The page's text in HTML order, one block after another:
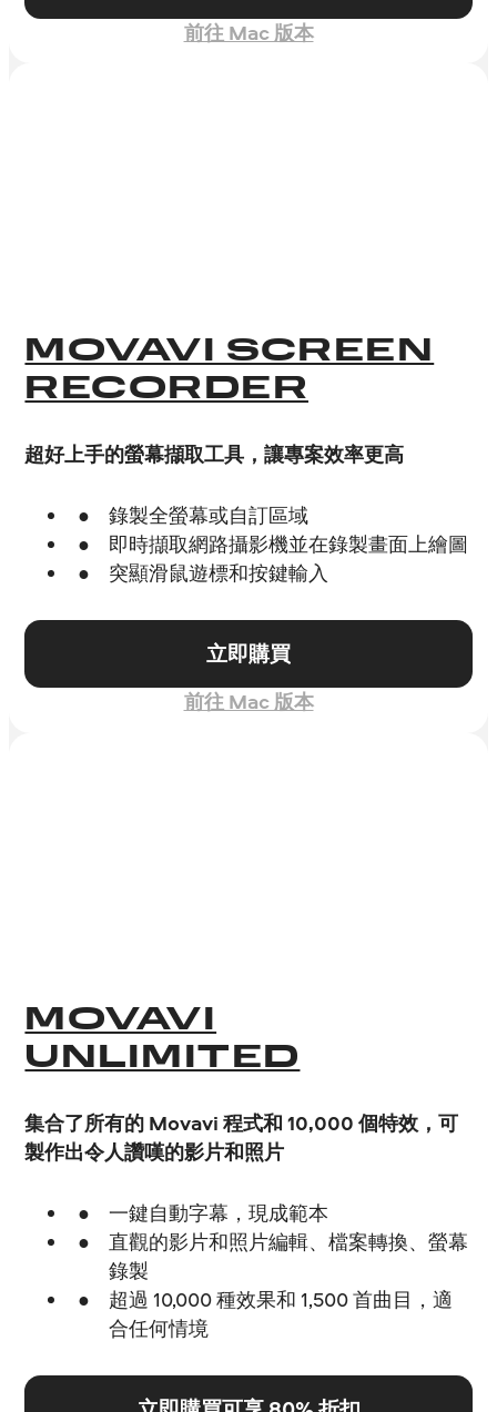
前往 Mac 版本
MOVAVI SCREEN
RECORDER
超好上手的螢幕擷取工具，讓專案效率更高
錄製全螢幕或自訂區域
即時擷取網路攝影機並在錄製畫面上繪圖
突顯滑鼠遊標和按鍵輸入
立即購買
前往 Mac 版本
MOVAVI
UNLIMITED
集合了所有的 Movavi 程式和 10,000 個特效，可
製作出令人讚嘆的影片和照片
一鍵自動字幕，現成範本
直觀的影片和照片編輯、檔案轉換、螢幕
錄製
超過 10,000 種效果和 1,500 首曲目，適
合任何情境